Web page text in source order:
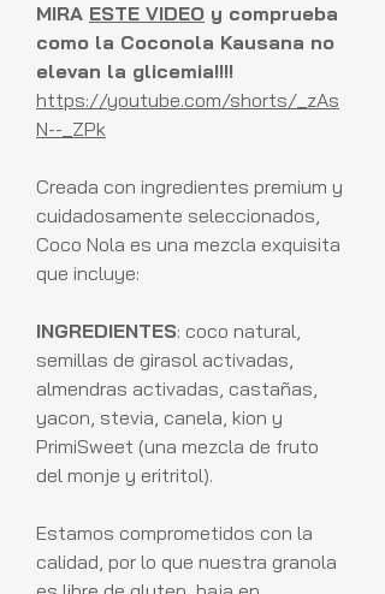
MIRA ESTE VIDEO y comprueba
como la Coconola Kausana no
elevan la glicemia!!!!
https://youtube.com/shorts/_zAs
N--_ZPk
Creada con ingredientes premium y
cuidadosamente seleccionados,
Coco Nola es una mezcla exquisita
que incluye:
INGREDIENTES: coco natural,
semillas de girasol activadas,
almendras activadas, castañas,
yacon, stevia, canela, kion y
PrimiSweet (una mezcla de fruto
del monje y eritritol).
Estamos comprometidos con la
calidad, por lo que nuestra granola